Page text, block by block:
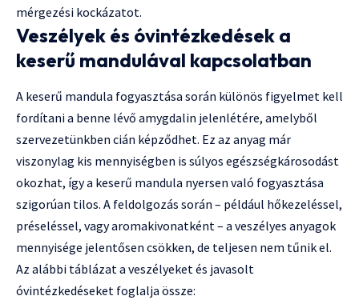
mérgezési kockázatot.
Veszélyek és óvintézkedések a
keserű mandulával kapcsolatban
A keserű mandula fogyasztása során különös figyelmet kell
fordítani a benne lévő amygdalin jelenlétére, amelyből
szervezetünkben cián képződhet. Ez az anyag már
viszonylag kis mennyiségben is súlyos egészségkárosodást
okozhat, így a keserű mandula nyersen való fogyasztása
szigorúan tilos. A feldolgozás során – például hőkezeléssel,
préseléssel, vagy aromakivonatként – a veszélyes anyagok
mennyisége jelentősen csökken, de teljesen nem tűnik el.
Az alábbi táblázat a veszélyeket és javasolt
óvintézkedéseket foglalja össze: